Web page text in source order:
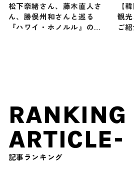
松下奈緒さん、藤木直人さ
ん、勝俣州和さんと巡る
『ハワイ・ホノルル』の
【
観
ご紹
RANKING
ARTICLE-
記事ランキング